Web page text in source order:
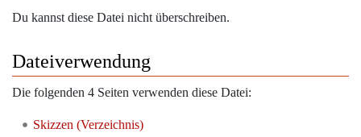
Du kannst diese Datei nicht überschreiben.
Dateiverwendung
Die folgenden 4 Seiten verwenden diese Datei:
Skizzen (Verzeichnis)